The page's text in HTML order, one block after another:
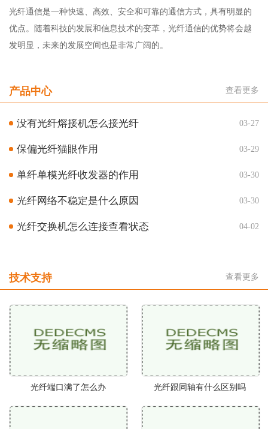
光纤通信是一种快速、高效、安全和可靠的通信方式，具有明显的
优点。随着科技的发展和信息技术的变革，光纤通信的优势将会越
发明显，未来的发展空间也是非常广阔的。
产品中心 查看更多
没有光纤熔接机怎么接光纤 03-27
保偏光纤猫眼作用 03-29
单纤单模光纤收发器的作用 03-30
光纤网络不稳定是什么原因 03-30
光纤交换机怎么连接查看状态 04-02
技术支持 查看更多
光纤端口满了怎么办 光纤跟同轴有什么区别吗